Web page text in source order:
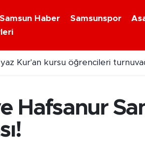
Samsun Haber Samsunspor
o ilçelerde uyuşturucu
Hafsanur